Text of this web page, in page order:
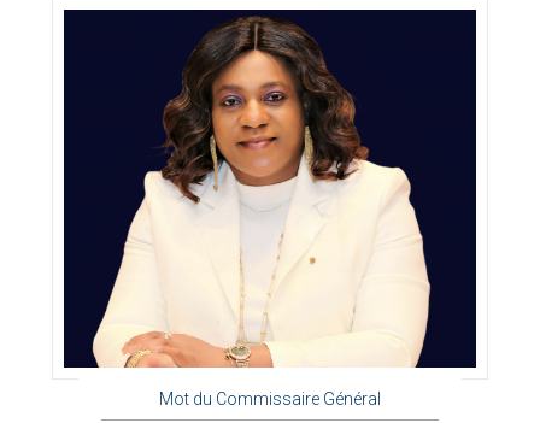
Mot du Commissaire Général